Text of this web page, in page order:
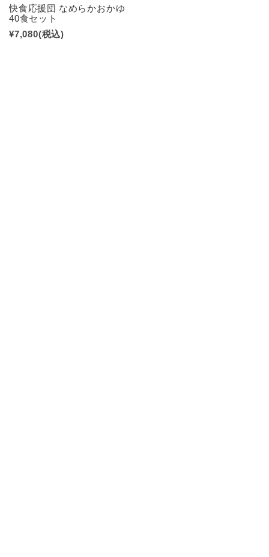
快食応援団 なめらかおかゆ
40食セット
¥7,080(税込)